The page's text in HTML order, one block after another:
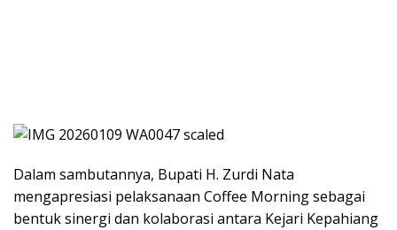
Dalam sambutannya, Bupati H. Zurdi Nata
mengapresiasi pelaksanaan Coffee Morning sebagai
bentuk sinergi dan kolaborasi antara Kejari Kepahiang